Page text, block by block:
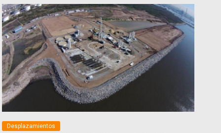
Desplazamientos